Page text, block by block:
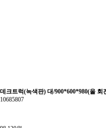
데크트럭(녹색판) 대/900*600*980(올
10685807